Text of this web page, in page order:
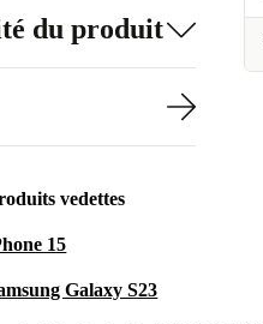
du produit
vedettes
15
Galaxy S23